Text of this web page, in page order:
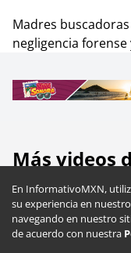
En InformativoMXN,
su experiencia en
navegando en nuestro
de acuerdo con nuestra
Madres
negligencia
Más videos